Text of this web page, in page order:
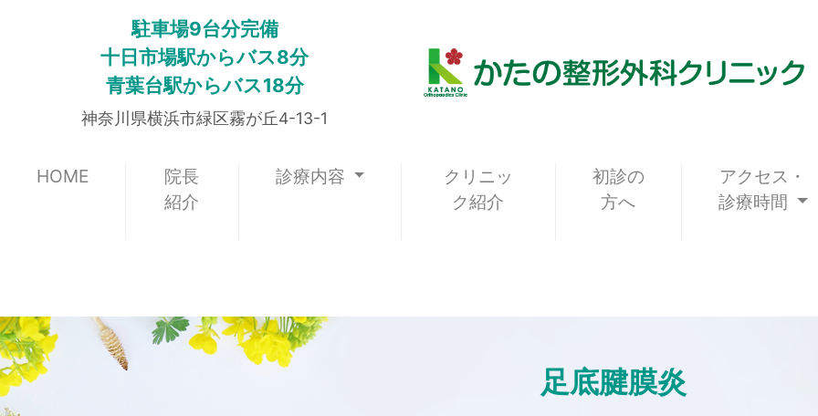
駐車場9台分完備
十日市場駅からバス8分
青葉台駅からバス18分
神奈川県横浜市緑区霧が丘4-13-1
HOME
院長
紹介
診療内容
クリニッ
ク紹介
初診の
方へ
アクセス・
診療時間
足底腱膜炎